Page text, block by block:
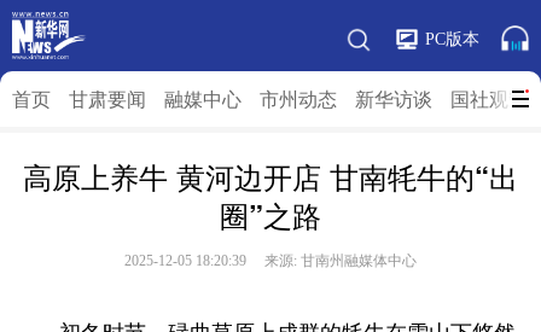
PC版本
首页 甘肃要闻 融媒中心 市州动态 新华访谈 国社观”陇
高原上养牛 黄河边开店 甘南牦牛的“出
圈”之路
2025-12-05 18:20:39 来源: 甘南州融媒体中心